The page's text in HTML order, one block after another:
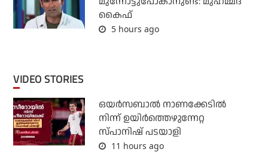
കൈഫ്
5 hours ago
VIDEO STORIES
ഒയര്‍സബാൽ നാണക്കേടിൽ
നിന്ന് ഉയിർത്തെഴുന്നേറ്റ
സ്പാനിഷ് പടയാളി
11 hours ago